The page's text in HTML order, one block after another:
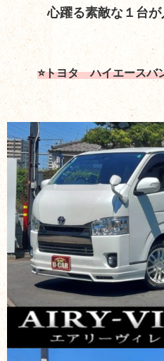
心躍る素敵な１台
⭐トヨタ ハイエースバ